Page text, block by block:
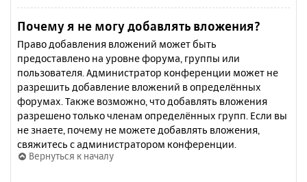
Почему я не могу добавлять вложения?
Право добавления вложений может быть
предоставлено на уровне форума, группы или
пользователя. Администратор конференции может не
разрешить добавление вложений в определённых
форумах. Также возможно, что добавлять вложения
разрешено только членам определённых групп. Если вы
не знаете, почему не можете добавлять вложения,
свяжитесь с администратором конференции.
Вернуться к началу